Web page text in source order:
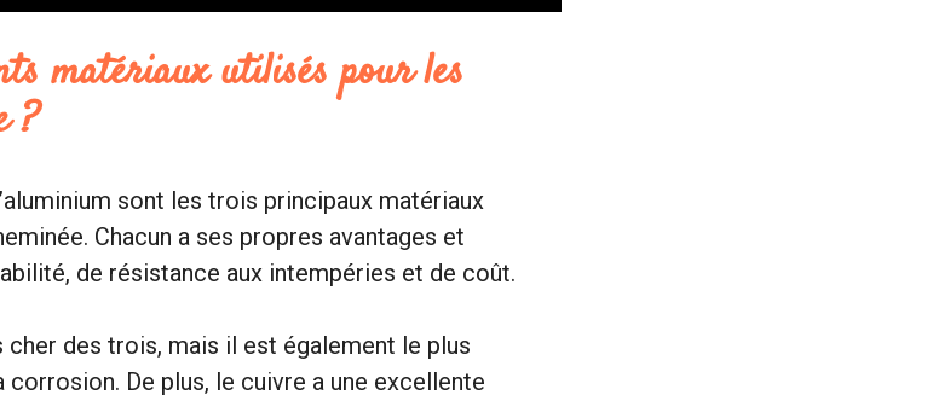
matériaux utilisés pour les
?
sont les trois principaux matériaux
Chacun a ses propres avantages et
de résistance aux intempéries et de coût.
des trois, mais il est également le plus
De plus, le cuivre a une excellente